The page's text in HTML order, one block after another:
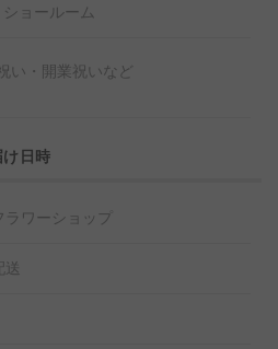
ショールーム
い・開業祝いなど
日時
ラワーショップ
送